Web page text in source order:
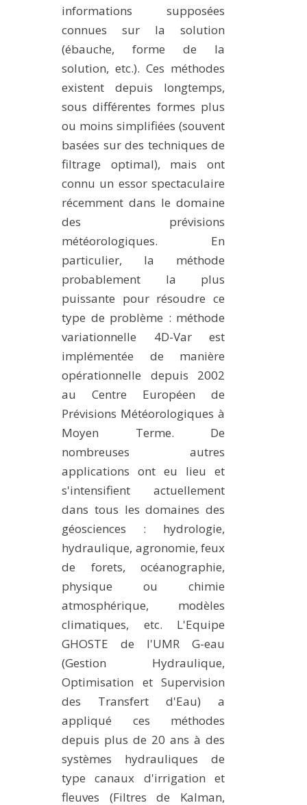
informations supposées
connues sur la solution
(ébauche, forme de la
solution, etc.). Ces méthodes
existent depuis longtemps,
sous différentes formes plus
ou moins simplifiées (souvent
basées sur des techniques de
filtrage optimal), mais ont
connu un essor spectaculaire
récemment dans le domaine
des prévisions
météorologiques. En
particulier, la méthode
probablement la plus
puissante pour résoudre ce
type de problème : méthode
variationnelle 4D-Var est
implémentée de manière
opérationnelle depuis 2002
au Centre Européen de
Prévisions Météorologiques à
Moyen Terme. De
nombreuses autres
applications ont eu lieu et
s'intensifient actuellement
dans tous les domaines des
géosciences : hydrologie,
hydraulique, agronomie, feux
de forets, océanographie,
physique ou chimie
atmosphérique, modèles
climatiques, etc. L'Equipe
GHOSTE de l'UMR G-eau
(Gestion Hydraulique,
Optimisation et Supervision
des Transfert d'Eau) a
appliqué ces méthodes
depuis plus de 20 ans à des
systèmes hydrauliques de
type canaux d'irrigation et
fleuves (Filtres de Kalman,